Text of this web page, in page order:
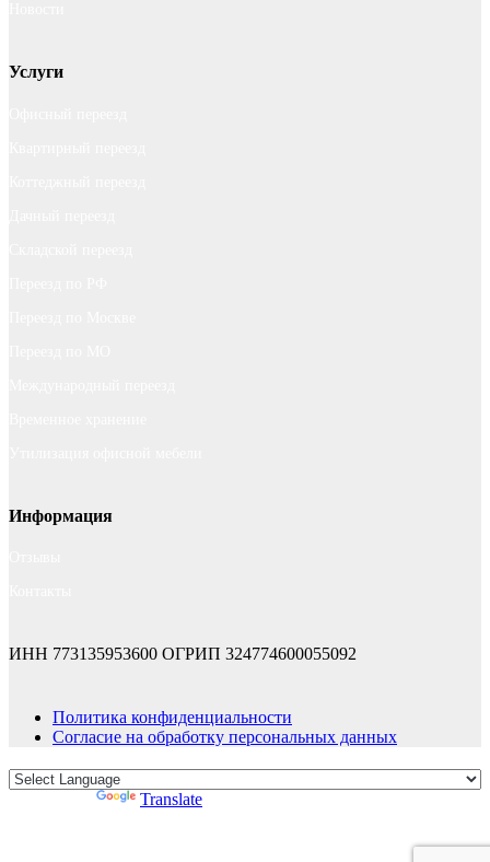
Услуги
Информация
ИНН 773135953600 ОГРИП 324774600055092
Политика конфиденциальности
Согласие на обработку персональных данных
Translate